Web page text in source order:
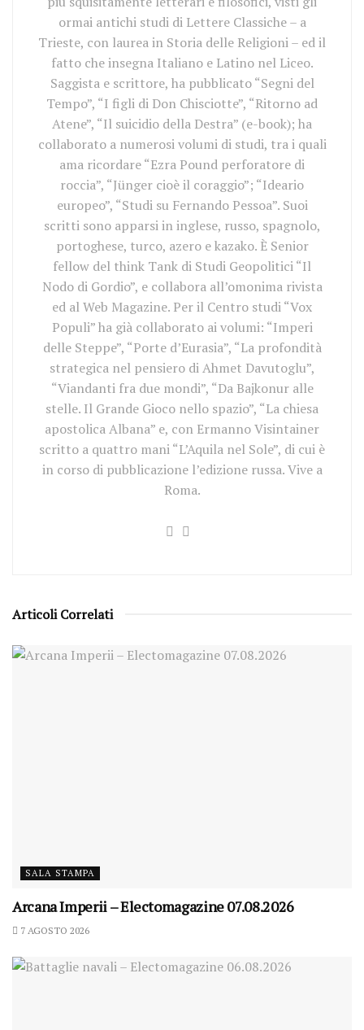
ormai antichi studi di Lettere Classiche – a
Trieste, con laurea in Storia delle Religioni – ed il
fatto che insegna Italiano e Latino nel Liceo.
Saggista e scrittore, ha pubblicato “Segni del
Tempo”, “I figli di Don Chisciotte”, “Ritorno ad
Atene”, “Il suicidio della Destra” (e-book); ha
collaborato a numerosi volumi di studi, tra i quali
ama ricordare “Ezra Pound perforatore di
roccia”, “Jünger cioè il coraggio”; “Ideario
europeo”, “Studi su Fernando Pessoa”. Suoi
scritti sono apparsi in inglese, russo, spagnolo,
portoghese, turco, azero e kazako. È Senior
fellow del think Tank di Studi Geopolitici “Il
Nodo di Gordio”, e collabora all’omonima rivista
ed al Web Magazine. Per il Centro studi “Vox
Populi” ha già collaborato ai volumi: “Imperi
delle Steppe”, “Porte d’Eurasia”, “La profondità
strategica nel pensiero di Ahmet Davutoglu”,
“Viandanti fra due mondi”, “Da Bajkonur alle
stelle. Il Grande Gioco nello spazio”, “La chiesa
apostolica Albana” e, con Ermanno Visintainer
scritto a quattro mani “L’Aquila nel Sole”, di cui è
in corso di pubblicazione l’edizione russa. Vive a
Roma.
Articoli Correlati
SALA STAMPA
Arcana Imperii – Electomagazine 07.08.2026
7 AGOSTO 2026